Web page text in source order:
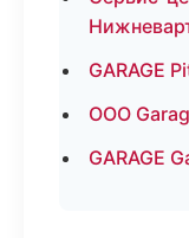
GARAGE
ООО
GARAGE